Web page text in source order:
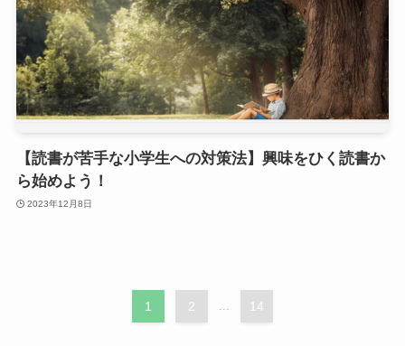
【読書が苦手な小学生への対策法】興味をひく読書か
ら始めよう！
2023年12月8日
1 2 ... 14